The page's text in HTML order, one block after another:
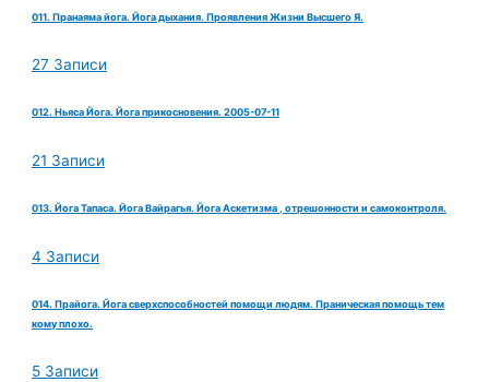
011. Пранаяма йога. Йога дыхания. Проявления Жизни Высшего Я.
27 Записи
012. Ньяса Йога. Йога прикосновения. 2005-07-11
21 Записи
013. Йога Тапаса. Йога Вайрагья. Йога Аскетизма , отрешонности и самоконтроля.
4 Записи
014. Прайога. Йога сверхспособностей помощи людям. Праническая помощь тем
кому плохо.
5 Записи